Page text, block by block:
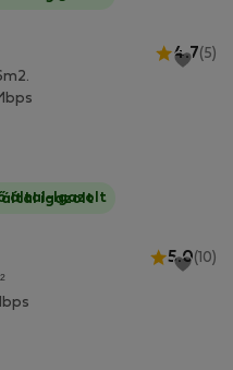
4.7(5)
által-Igazolt
5.0(10)